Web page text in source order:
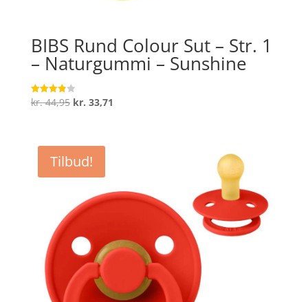
BIBS Rund Colour Sut – Str. 1
– Naturgummi – Sunshine
Vurderet
3.9
kr.44,95 Den
var:
kr. 44,95.
kr. 33,71
Tilbud!